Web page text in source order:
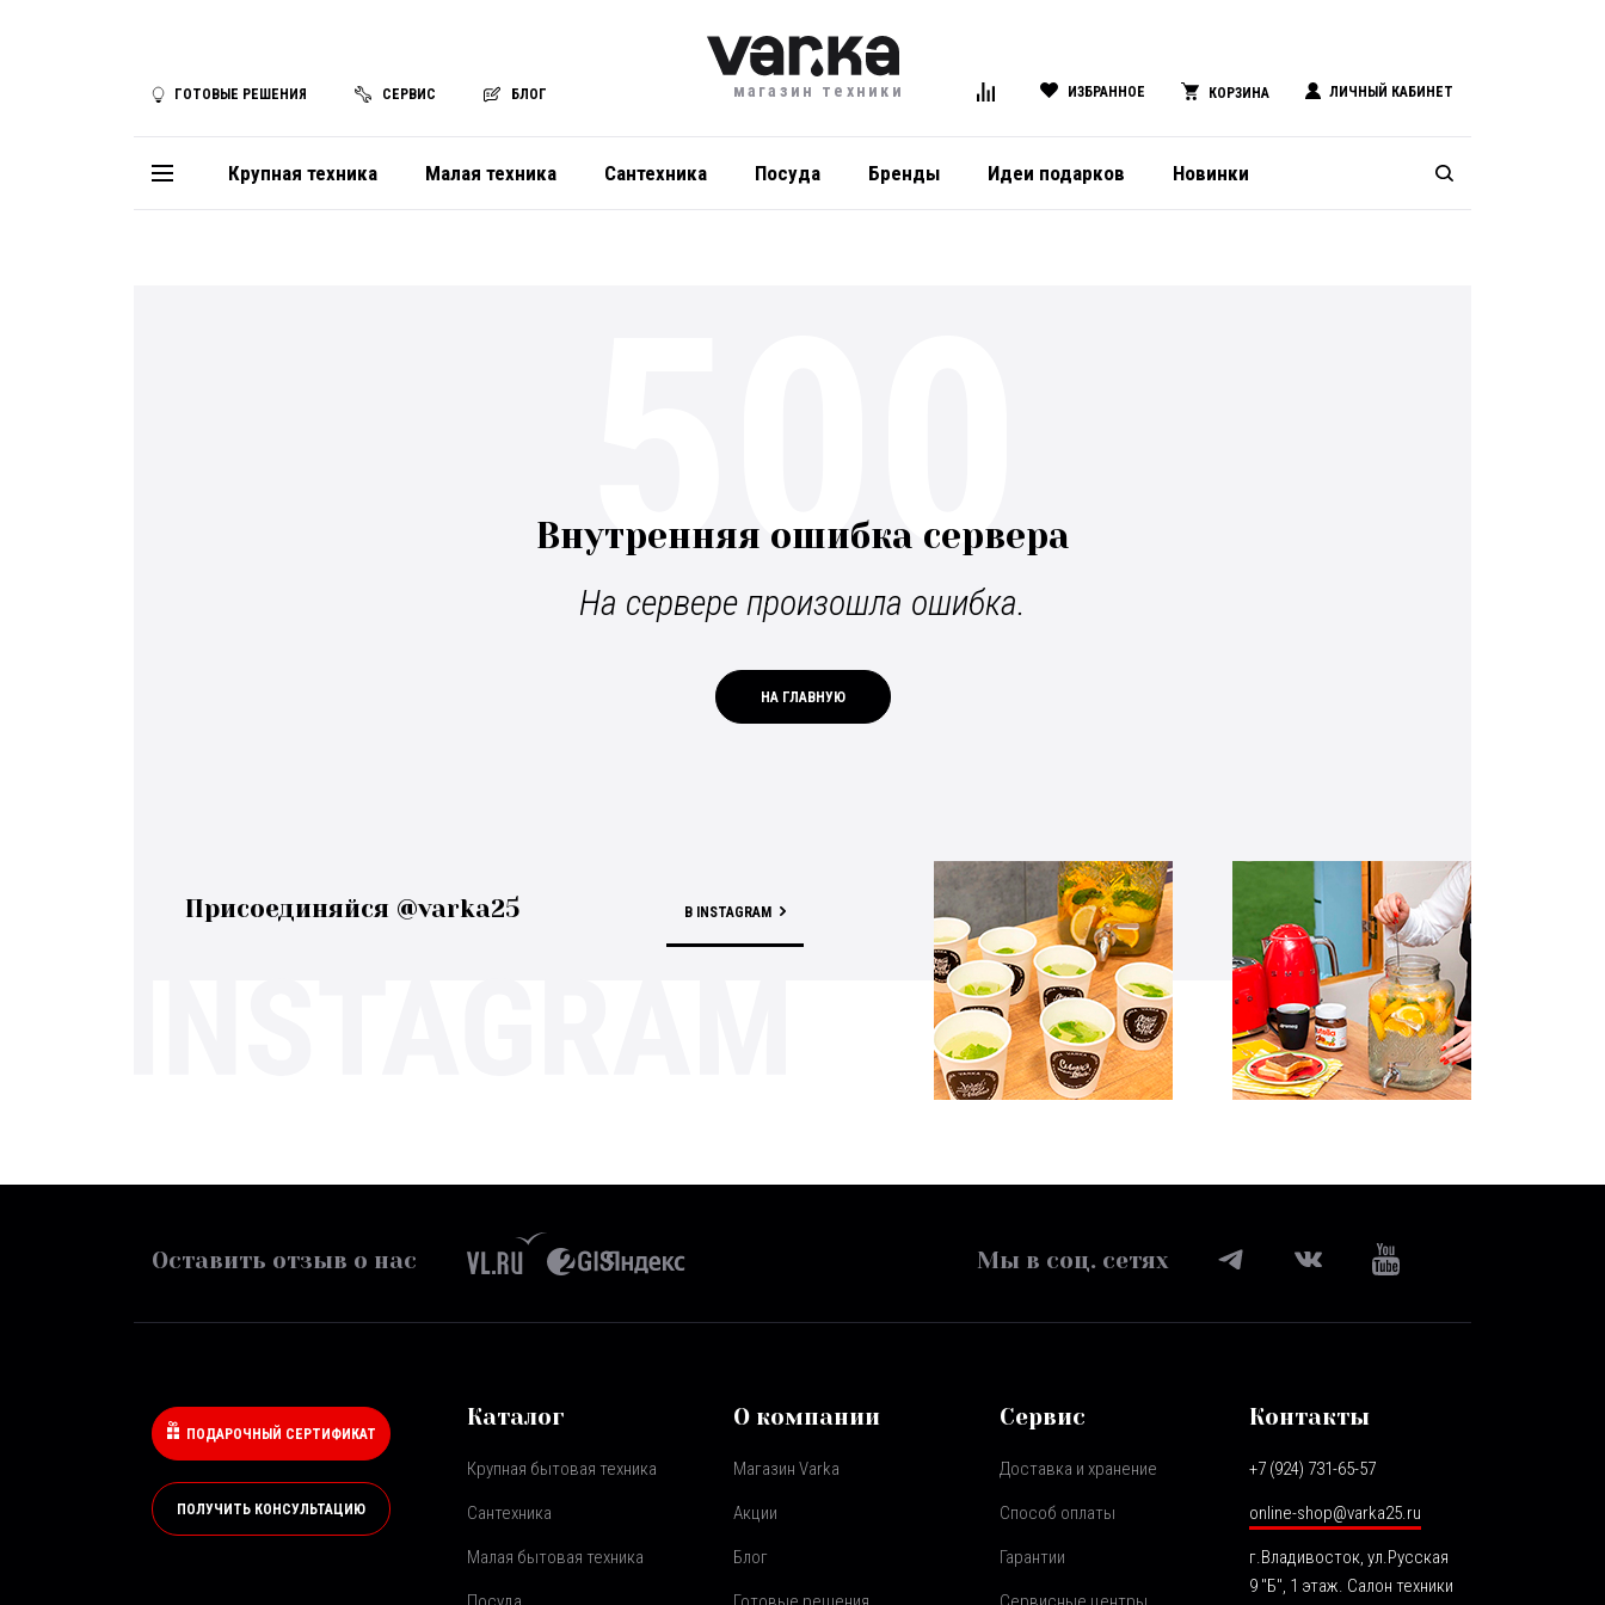
ГОТОВЫЕ РЕШЕНИЯ СЕРВИС БЛОГ магазин техники ИЗБРАННОЕ КОРЗИНА ЛИЧНЫЙ КАБИНЕТ
Крупная техника Малая техника Сантехника Посуда Бренды Идеи подарков Новинки
Внутренняя ошибка сервера
На сервере произошла ошибка.
НА ГЛАВНУЮ
500
Присоединяйся @varka25 В INSTAGRAM
Оставить отзыв о нас Мы в соц. сетях
ПОДАРОЧНЫЙ СЕРТИФИКАТ
ПОЛУЧИТЬ КОНСУЛЬТАЦИЮ
Каталог
Крупная бытовая техника
Сантехника
Малая бытовая техника
О компании
Магазин Varka
Акции
Блог
Сервис
Доставка и хранение
Способ оплаты
Гарантии
Контакты
+7 (924) 731-65-57
online-shop@varka25.ru
г.Владивосток, ул.Русская
9 "Б", 1 этаж. Салон техники